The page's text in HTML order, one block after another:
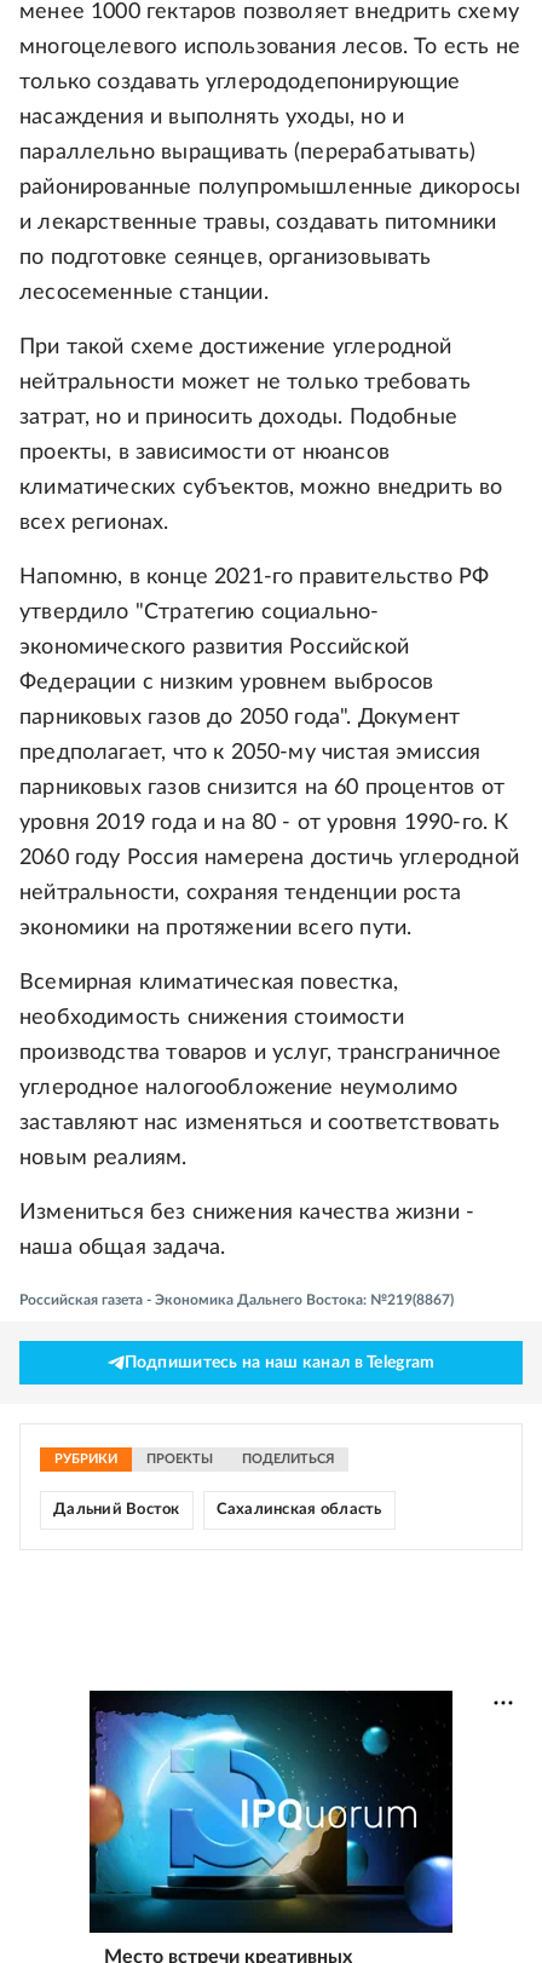
менее 1000 гектаров позволяет внедрить схему
многоцелевого использования лесов. То есть не
только создавать углерододепонирующие
насаждения и выполнять уходы, но и
параллельно выращивать (перерабатывать)
районированные полупромышленные дикоросы
и лекарственные травы, создавать питомники
по подготовке сеянцев, организовывать
лесосеменные станции.
При такой схеме достижение углеродной
нейтральности может не только требовать
затрат, но и приносить доходы. Подобные
проекты, в зависимости от нюансов
климатических субъектов, можно внедрить во
всех регионах.
Напомню, в конце 2021-го правительство РФ
утвердило "Стратегию социально-
экономического развития Российской
Федерации с низким уровнем выбросов
парниковых газов до 2050 года". Документ
предполагает, что к 2050-му чистая эмиссия
парниковых газов снизится на 60 процентов от
уровня 2019 года и на 80 - от уровня 1990-го. К
2060 году Россия намерена достичь углеродной
нейтральности, сохраняя тенденции роста
экономики на протяжении всего пути.
Всемирная климатическая повестка,
необходимость снижения стоимости
производства товаров и услуг, трансграничное
углеродное налогообложение неумолимо
заставляют нас изменяться и соответствовать
новым реалиям.
Измениться без снижения качества жизни -
наша общая задача.
Российская газета - Экономика Дальнего Востока: №219(8867)
Подпишитесь на наш канал в Telegram
РУБРИКИ ПРОЕКТЫ ПОДЕЛИТЬСЯ
Дальний Восток Сахалинская область
Место встречи креативных